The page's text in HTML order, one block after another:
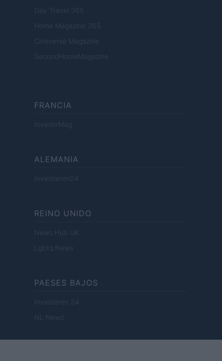
Day Travel 365
Home Magazine 365
Cineverse Magazine
SecondHomeMagazine
FRANCIA
InvestirMag
ALEMANIA
Investieren24
REINO UNIDO
News Hub UK
Lgbtq News
PAESES BAJOS
Investeren 24
NL Newz